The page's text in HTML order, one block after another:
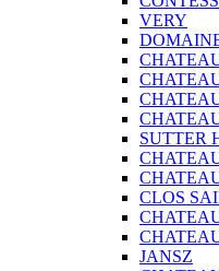
VERY
SUTTER
CLOS
JANSZ